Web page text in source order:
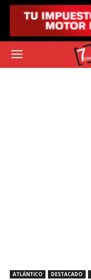
ATLÁNTICO DESTACADO